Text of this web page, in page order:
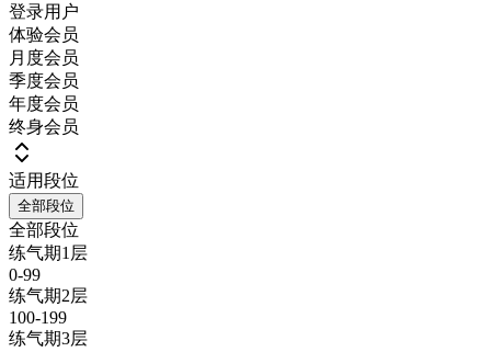
登录用户
体验会员
月度会员
季度会员
年度会员
终身会员
适用段位
全部段位
全部段位
练气期1层
0-99
练气期2层
100-199
练气期3层